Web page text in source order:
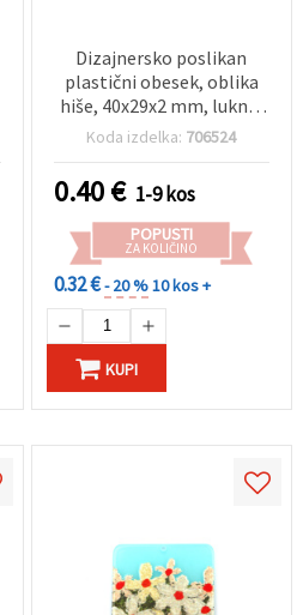
Dizajnersko poslikan
plastični obesek, oblika
hiše, 40x29x2 mm, luknja
1 mm
Koda izdelka: 706524
0.40€ 1-9 kos
POPUSTI
ZA KOLIČINO
0.32 €- 20 %10 kos +
KUPI